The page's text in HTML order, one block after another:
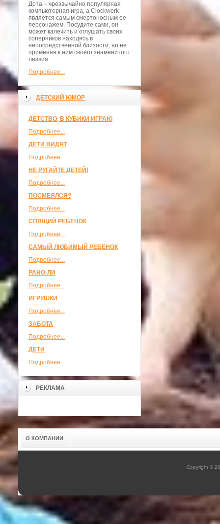
Дота – чрезвычайно популярная
компьютерная игра, а Clockwerk
является самым смертоносным ее
персонажем. Посудите сами, он
может калечить и оглушать своих
соперников находясь в
непосредственной близости, но не
применяя к ним своего знаменитого
лезвия.
Подробнее...
ДЕТСКИЙ ЮМОР
ДЕТСТВО, В КУБИКИ ИГРАЮ
Подробнее...
ДЕТИ ВИДЯТ
Подробнее...
НЕ РУГАЙТЕ ДЕТЕЙ!
Подробнее...
ПОСМЕЯЛСЯ?
Подробнее...
СПЯЩИЙ РЕБЕНОК
Подробнее...
САМЫЙ ЛЮБИМЫЙ РЕБЕНОК
Подробнее...
РАНО-ЛИ
Подробнее...
ИГРУШКИ
Подробнее...
ЗАБОТА
Подробнее...
ДЕТИ
Подробнее...
РЕКЛАМА
О КОМПАНИИ
Copyright ©